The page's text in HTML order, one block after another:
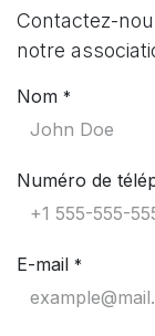
Contactez-
notre
Nom *
Numéro de
E-mail *